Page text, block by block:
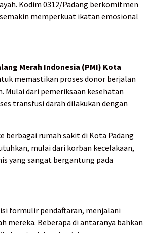
Kodim 0312/Padang berkomitmen
memperkuat ikatan emosional
Merah Indonesia (PMI) Kota
memastikan proses donor berjalan
Mulai dari pemeriksaan kesehatan
transfusi darah dilakukan dengan
berbagai rumah sakit di Kota Padang
mulai dari korban kecelakaan,
yang sangat bergantung pada
formulir pendaftaran, menjalani
mereka. Beberapa di antaranya bahkan